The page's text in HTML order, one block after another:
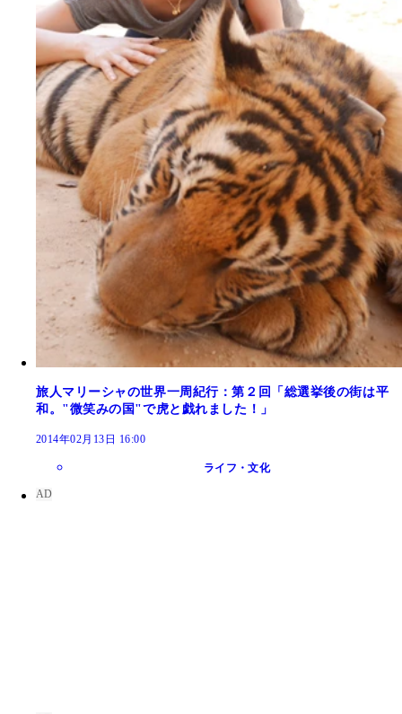
旅人マリーシャの世界一周紀行：第２回「総選挙後の街は平
和。"微笑みの国"で虎と戯れました！」
2014年02月13日 16:00
ライフ・文化